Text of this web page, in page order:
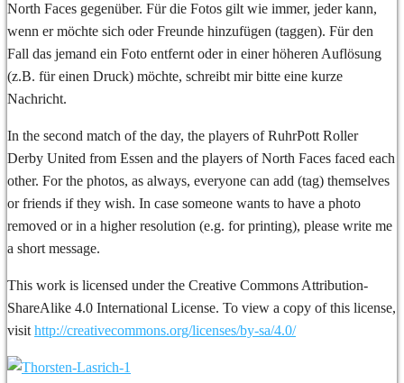
North Faces gegenüber. Für die Fotos gilt wie immer, jeder kann,
wenn er möchte sich oder Freunde hinzufügen (taggen). Für den
Fall das jemand ein Foto entfernt oder in einer höheren Auflösung
(z.B. für einen Druck) möchte, schreibt mir bitte eine kurze
Nachricht.
In the second match of the day, the players of RuhrPott Roller
Derby United from Essen and the players of North Faces faced each
other. For the photos, as always, everyone can add (tag) themselves
or friends if they wish. In case someone wants to have a photo
removed or in a higher resolution (e.g. for printing), please write me
a short message.
This work is licensed under the Creative Commons Attribution-
ShareAlike 4.0 International License. To view a copy of this license,
visit http://creativecommons.org/licenses/by-sa/4.0/